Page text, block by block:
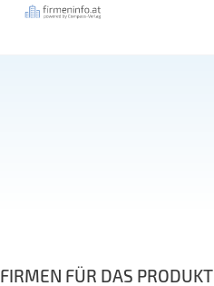
FIRMEN FÜR DAS PRODUKT